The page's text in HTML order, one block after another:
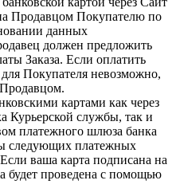
Продавцом Покупателю по
данных
должен предложить
Заказа. Если оплатить
Покупателя невозможно,
картами как через
Курьерской службы, так и
платежного шлюза банка
следующих платежных
ваша карта подписана на
будет проведена с помощью